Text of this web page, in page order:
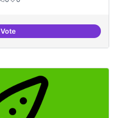
VoteGrades democràtiques